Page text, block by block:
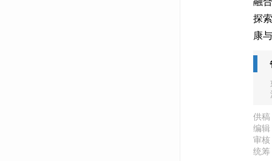
探
康
供
编
审
统